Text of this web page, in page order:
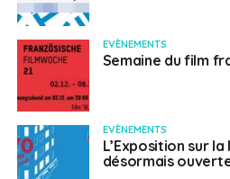
EVÈNEMENTS
Semaine du film
EVÈNEMENTS
L’Exposition sur
désormais